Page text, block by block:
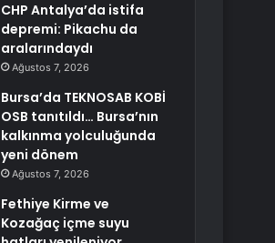
CHP Antalya’da istifa
depremi: Pikachu da
aralarındaydı
Ağustos 7, 2026
Bursa’da TEKNOSAB KOBİ
OSB tanıtıldı… Bursa’nın
kalkınma yolculuğunda
yeni dönem
Ağustos 7, 2026
Fethiye Kirme ve
Kozağaç içme suyu